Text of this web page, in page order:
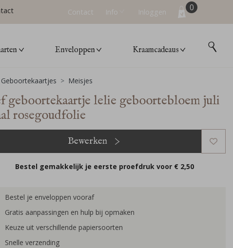
Contact Info Inloggen 0
Enveloppen Kraamcadeaus
Geboortekaartjes Meisjes
geboortekaartje lelie geboortebloem juli
rosegoudfolie
Bewerken
Bestel gemakkelijk je eerste proefdruk voor € 2,50
Bestel je enveloppen vooraf
Gratis aanpassingen en hulp bij opmaken
Keuze uit verschillende papiersoorten
Snelle verzending